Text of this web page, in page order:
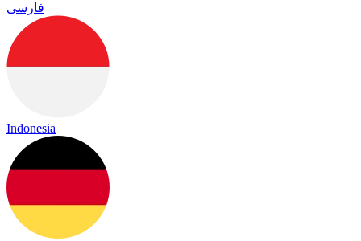
فارسی
Indonesia